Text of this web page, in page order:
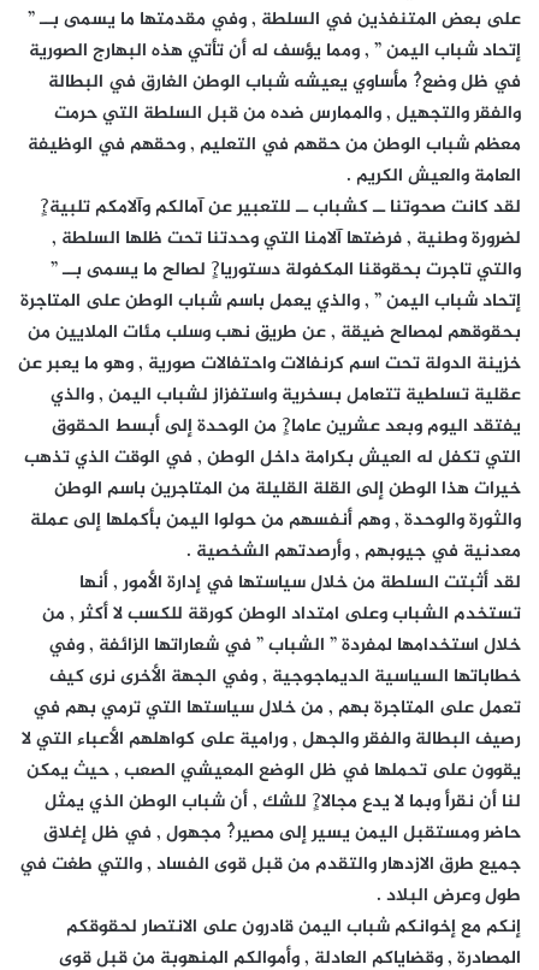
على بعض المتنفذين في السلطة , وفي مقدمتها ما يسمى بــ ”
إتحاد شباب اليمن ” , ومما يؤسف له أن تأتي هذه البهارج الصورية
في ظل وضع?ُ مأساوي يعيشه شباب الوطن الغارق في البطالة
والفقر والتجهيل , والممارس ضده من قبل السلطة التي حرمت
معظم شباب الوطن من حقهم في التعليم , وحقهم في الوظيفة
العامة والعيش الكريم .
لقد كانت صحوتنا ــ كشباب ــ للتعبير عن آمالكم وآلامكم تلبية?ٍ
لضرورة وطنية , فرضتها آلامنا التي وحدتنا تحت ظلها السلطة ,
والتي تاجرت بحقوقنا المكفولة دستوريا?ٍ لصالح ما يسمى بــ ”
إتحاد شباب اليمن ” , والذي يعمل باسم شباب الوطن على المتاجرة
بحقوقهم لمصالح ضيقة , عن طريق نهب وسلب مئات الملايين من
خزينة الدولة تحت اسم كرنفالات واحتفالات صورية , وهو ما يعبر عن
عقلية تسلطية تتعامل بسخرية واستفزاز لشباب اليمن , والذي
يفتقد اليوم وبعد عشرين عاما?ٍ من الوحدة إلى أبسط الحقوق
التي تكفل له العيش بكرامة داخل الوطن , في الوقت الذي تذهب
خيرات هذا الوطن إلى القلة القليلة من المتاجرين باسم الوطن
والثورة والوحدة , وهم أنفسهم من حولوا اليمن بأكملها إلى عملة
معدنية في جيوبهم , وأرصدتهم الشخصية .
لقد أثبتت السلطة من خلال سياستها في إدارة الأمور , أنها
تستخدم الشباب وعلى امتداد الوطن كورقة للكسب لا أكثر , من
خلال استخدامها لمفردة ” الشباب ” في شعاراتها الزائفة , وفي
خطاباتها السياسية الديماجوجية , وفي الجهة الأخرى نرى كيف
تعمل على المتاجرة بهم , من خلال سياستها التي ترمي بهم في
رصيف البطالة والفقر والجهل , ورامية على كواهلهم الأعباء التي لا
يقوون على تحملها في ظل الوضع المعيشي الصعب , حيث يمكن
لنا أن نقرأ وبما لا يدع مجالا?ٍ للشك , أن شباب الوطن الذي يمثل
حاضر ومستقبل اليمن يسير إلى مصير?ُ مجهول , في ظل إغلاق
جميع طرق الازدهار والتقدم من قبل قوى الفساد , والتي طغت في
طول وعرض البلاد .
إنكم مع إخوانكم شباب اليمن قادرون على الانتصار لحقوقكم
المصادرة , وقضاياكم العادلة , وأموالكم المنهوبة من قبل قوى